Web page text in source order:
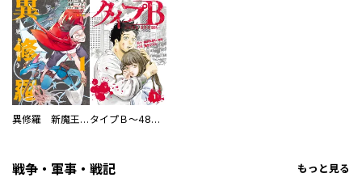
異修羅 新魔王戦争 タイプＢ～48時間後、致死率100％～【単話】
戦争・軍事・戦記 もっと見る